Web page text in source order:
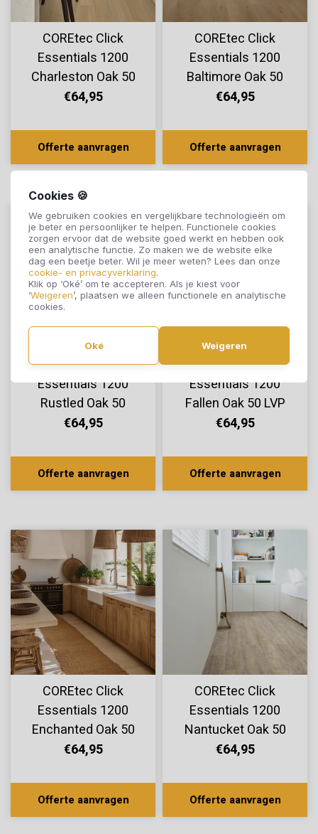
Cookies 🍪
We gebruiken cookies en vergelijkbare technologieën om
je beter en persoonlijker te helpen. Functionele cookies
zorgen ervoor dat de website goed werkt en hebben ook
een analytische functie. Zo maken we de website elke
dag een beetje beter. Wil je meer weten? Lees dan onze
cookie- en privacyverklaring.
Klik op ‘Oké’ om te accepteren. Als je kiest voor
‘Weigeren’, plaatsen we alleen functionele en analytische
cookies.
Oké Weigeren
COREtec Click
Essentials 1200
Charleston Oak 50
LVP 1153
€64,95
Offerte aanvragen
COREtec Click
Essentials 1200
Baltimore Oak 50
LVP 1254
€64,95
Offerte aanvragen
COREtec Click
Essentials 1200
Rustled Oak 50
LVPE 750
€64,95
Offerte aanvragen
COREtec Click
Essentials 1200
Fallen Oak 50 LVP
752
€64,95
Offerte aanvragen
COREtec Click
Essentials 1200
Enchanted Oak 50
LVPE 751
€64,95
Offerte aanvragen
COREtec Click
Essentials 1200
Nantucket Oak 50
LVP 211
€64,95
Offerte aanvragen